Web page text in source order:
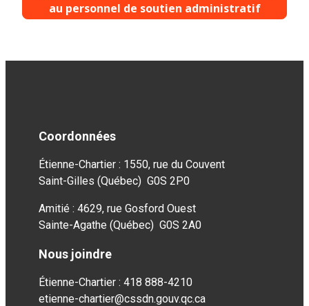
au personnel de soutien administratif
Coordonnées
Étienne-Chartier : 1550, rue du Couvent
Saint-Gilles (Québec) G0S 2P0
Amitié : 4629, rue Gosford Ouest
Sainte-Agathe (Québec) G0S 2A0
Nous joindre
Étienne-Chartier : 418 888-4210
etienne-chartier@cssdn.gouv.qc.ca